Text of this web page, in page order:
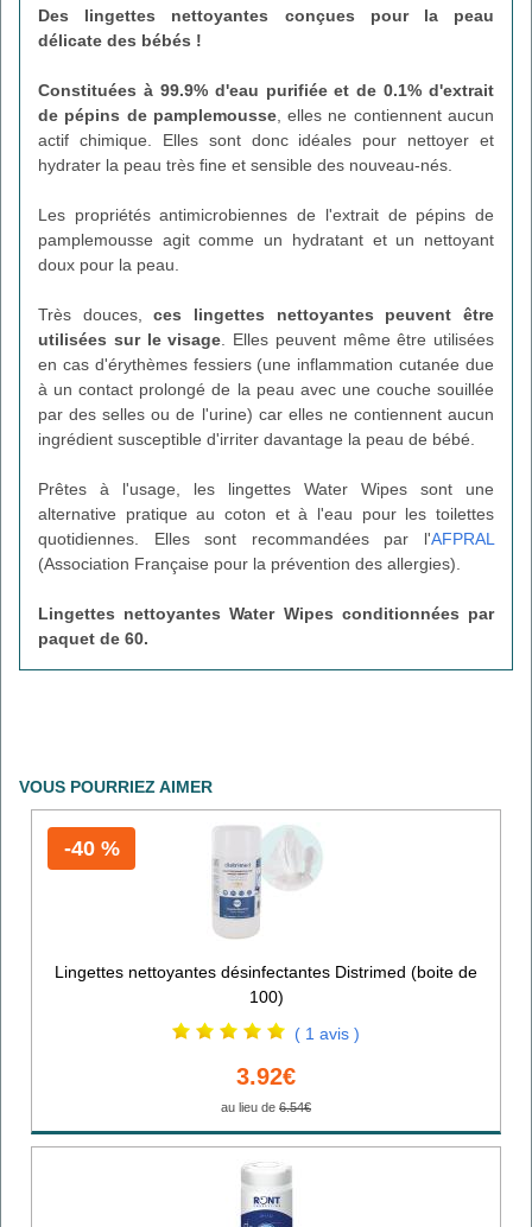
Des lingettes nettoyantes conçues pour la peau
délicate des bébés !
Constituées à 99.9% d'eau purifiée et de 0.1% d'extrait
de pépins de pamplemousse, elles ne contiennent aucun
actif chimique. Elles sont donc idéales pour nettoyer et
hydrater la peau très fine et sensible des nouveau-nés.
Les propriétés antimicrobiennes de l'extrait de pépins de
pamplemousse agit comme un hydratant et un nettoyant
doux pour la peau.
Très douces,ces lingettes nettoyantes peuvent être
utilisées sur le visage. Elles peuvent même être utilisées
en cas d'érythèmes fessiers (une inflammation cutanée due
à un contact prolongé de la peau avec une couche souillée
par des selles ou de l'urine) car elles ne contiennent aucun
ingrédient susceptible d'irriter davantage la peau de bébé.
Prêtes à l'usage, les lingettes Water Wipes sont une
alternative pratique au coton et à l'eau pour les toilettes
quotidiennes. Elles sont recommandées par l'AFPRAL
(Association Française pour la prévention des allergies).
Lingettes nettoyantes Water Wipes conditionnées par
paquet de 60.
VOUS POURRIEZ AIMER
-40 %
Lingettes nettoyantes désinfectantes Distrimed (boite de
100)
( 1 avis )
3.92€
au lieu de 6.54€